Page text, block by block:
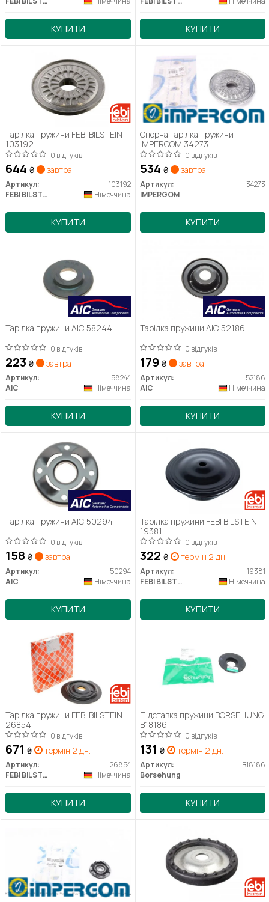
КУПИТИ КУПИТИ
Тарілка пружини FEBI BILSTEIN
103192
0 відгуків
644 ₴ завтра
Артикул:
103192
FEBI BILSTEIN
Німеччина
КУПИТИ
Опорна тарілка пружини
IMPERGOM 34273
0 відгуків
534 ₴ завтра
Артикул:
34273
IMPERGOM
КУПИТИ
Тарілка пружини AIC 58244
0 відгуків
223 ₴ завтра
Артикул:
58244
AIC
Німеччина
КУПИТИ
Тарілка пружини AIC 52186
0 відгуків
179 ₴ завтра
Артикул:
52186
AIC
Німеччина
КУПИТИ
Тарілка пружини AIC 50294
0 відгуків
158 ₴ завтра
Артикул:
50294
AIC
Німеччина
КУПИТИ
Тарілка пружини FEBI BILSTEIN
19381
0 відгуків
322 ₴ термін 2 дн.
Артикул:
19381
FEBI BILSTEIN
Німеччина
КУПИТИ
Тарілка пружини FEBI BILSTEIN
26854
0 відгуків
671 ₴ термін 2 дн.
Артикул:
26854
FEBI BILSTEIN
Німеччина
КУПИТИ
Підставка пружини BORSEHUNG
B18186
0 відгуків
131 ₴ термін 2 дн.
Артикул:
B18186
Borsehung
КУПИТИ